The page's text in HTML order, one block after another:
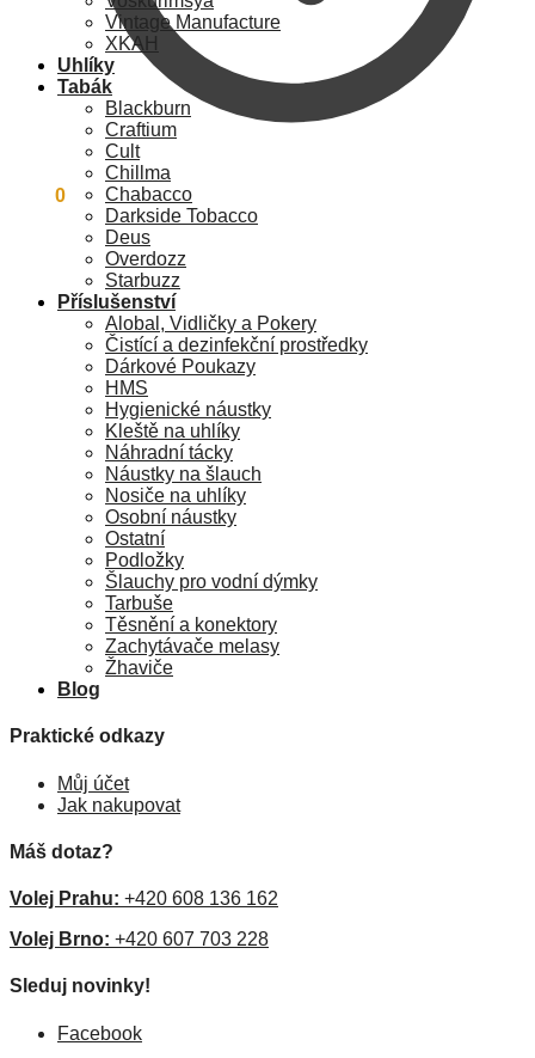
0
Vintage Manufacture
XKAH
Uhlíky
Tabák
Blackburn
Craftium
Cult
Chillma
Chabacco
Darkside Tobacco
Deus
Overdozz
Starbuzz
Příslušenství
Alobal, Vidličky a Pokery
Čistící a dezinfekční prostředky
Dárkové Poukazy
HMS
Hygienické náustky
Kleště na uhlíky
Náhradní tácky
Náustky na šlauch
Nosiče na uhlíky
Osobní náustky
Ostatní
Podložky
Šlauchy pro vodní dýmky
Tarbuše
Těsnění a konektory
Zachytávače melasy
Žhaviče
Blog
Praktické odkazy
Můj účet
Jak nakupovat
Máš dotaz?
Volej Prahu: +420 608 136 162
Volej Brno: +420 607 703 228
Sleduj novinky!
Facebook